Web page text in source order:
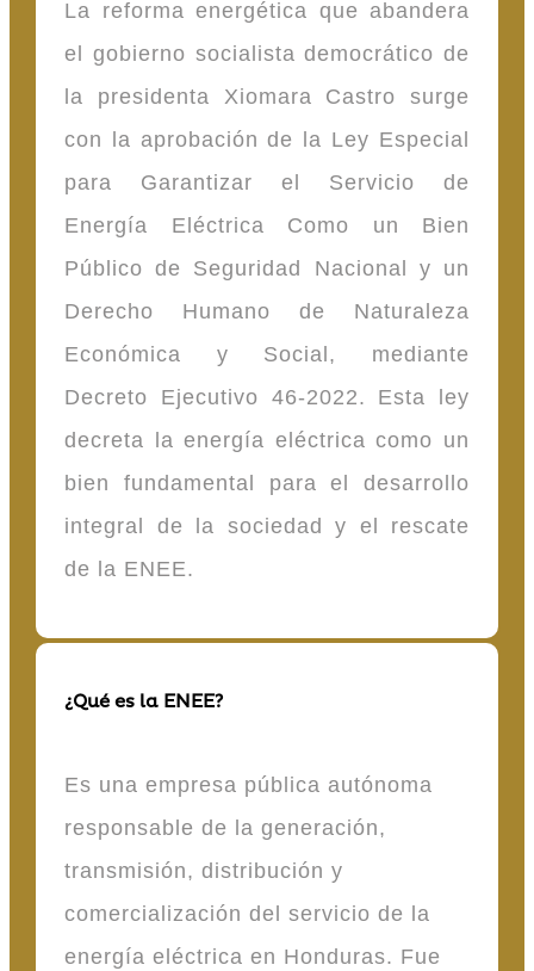
La reforma energética que abandera
el gobierno socialista democrático de
la presidenta Xiomara Castro surge
con la aprobación de la Ley Especial
para Garantizar el Servicio de
Energía Eléctrica Como un Bien
Público de Seguridad Nacional y un
Derecho Humano de Naturaleza
Económica y Social, mediante
Decreto Ejecutivo 46-2022. Esta ley
decreta la energía eléctrica como un
bien fundamental para el desarrollo
integral de la sociedad y el rescate
de la ENEE.
¿Qué es la ENEE?
Es una empresa pública autónoma
responsable de la generación,
transmisión, distribución y
comercialización del servicio de la
energía eléctrica en Honduras. Fue